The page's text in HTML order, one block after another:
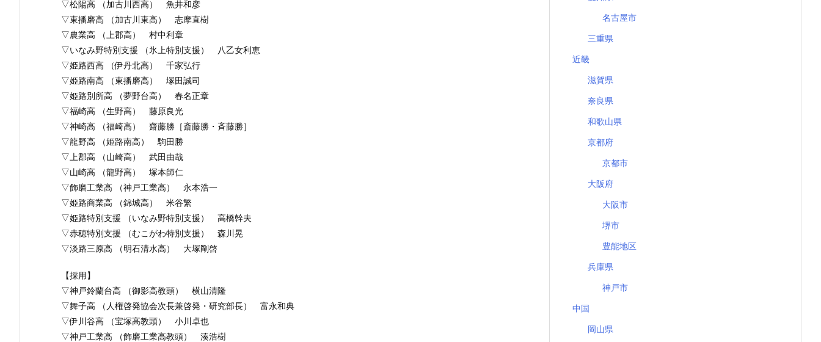
▽松陽高 （加古川西高） 魚井和彦
▽東播磨高 （加古川東高） 志摩直樹
▽農業高 （上郡高） 村中利章
▽いなみ野特別支援 （氷上特別支援） 八乙女利恵
▽姫路西高 （伊丹北高） 千家弘行
▽姫路南高 （東播磨高） 塚田誠司
▽姫路別所高 （夢野台高） 春名正章
▽福崎高 （生野高） 藤原良光
▽神崎高 （福崎高） 齋藤勝［斎藤勝・斉藤勝］
▽龍野高 （姫路南高） 駒田勝
▽上郡高 （山崎高） 武田由哉
▽山崎高 （龍野高） 塚本師仁
▽飾磨工業高 （神戸工業高） 永本浩一
▽姫路商業高 （錦城高） 米谷繁
▽姫路特別支援 （いなみ野特別支援） 高橋幹夫
▽赤穂特別支援 （むこがわ特別支援） 森川晃
▽淡路三原高 （明石清水高） 大塚剛啓
【採用】
▽神戸鈴蘭台高 （御影高教頭） 横山清隆
▽舞子高 （人権啓発協会次長兼啓発・研究部長） 富永和典
▽伊川谷高 （宝塚高教頭） 小川卓也
▽神戸工業高 （飾磨工業高教頭） 湊浩樹
名古屋市
三重県
近畿
滋賀県
奈良県
和歌山県
京都府
京都市
大阪府
大阪市
堺市
豊能地区
兵庫県
神戸市
中国
岡山県